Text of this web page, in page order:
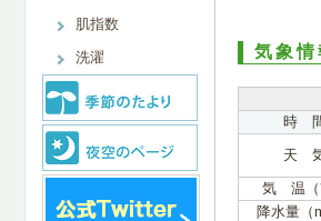
肌指数
洗濯
気象情
時
天
気 温
降水量（